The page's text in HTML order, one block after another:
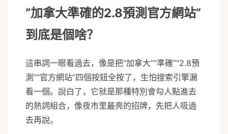
“加拿大準確的2.8預測官方網站”
到底是個啥？
這串詞一眼看過去，像是把“加拿大”“準確”“2.8預
測”“官方網站”四個按鈕全按了，生怕搜索引擎漏
看一個。說白了，它就是那種特別會勾人點進去
的熱詞組合，像夜市里最亮的招牌，先把人吸過
去再說。